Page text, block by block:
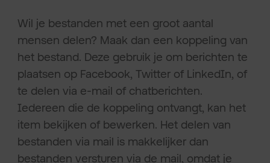
Wil je bestanden met een groot aantal
mensen delen? Maak dan een koppeling van
het bestand. Deze gebruik je om berichten te
plaatsen op Facebook, Twitter of LinkedIn, of
te delen via e-mail of chatberichten.
Iedereen die de koppeling ontvangt, kan het
item bekijken of bewerken. Het delen van
bestanden via mail is makkelijker dan
bestanden versturen via de mail, omdat je